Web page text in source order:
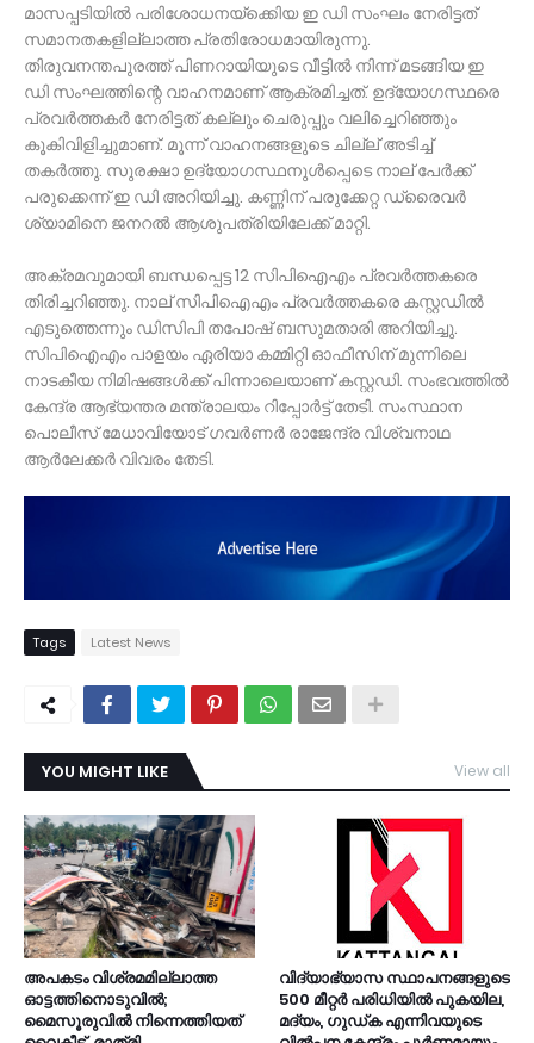
മാസപ്പടിയില്‍ പരിശോധനയ്‌ക്കെിയ ഇ ഡി സംഘം നേരിട്ടത്
സമാനതകളില്ലാത്ത പ്രതിരോധമായിരുന്നു.
തിരുവനന്തപുരത്ത് പിണറായിയുടെ വീട്ടില്‍ നിന്ന് മടങ്ങിയ ഇ
ഡി സംഘത്തിന്റെ വാഹനമാണ് ആക്രമിച്ചത്. ഉദ്യോഗസ്ഥരെ
പ്രവര്‍ത്തകര്‍ നേരിട്ടത് കല്ലും ചെരുപ്പും വലിച്ചെറിഞ്ഞും
കൂകിവിളിച്ചുമാണ്. മൂന്ന് വാഹനങ്ങളുടെ ചില്ല് അടിച്ച്
തകര്‍ത്തു. സുരക്ഷാ ഉദ്യോഗസ്ഥനുള്‍പ്പെടെ നാല് പേര്‍ക്ക്
പരുക്കെന്ന് ഇ ഡി അറിയിച്ചു. കണ്ണിന് പരുക്കേറ്റ ഡ്രൈവര്‍
ശ്യാമിനെ ജനറല്‍ ആശുപത്രിയിലേക്ക് മാറ്റി.
അക്രമവുമായി ബന്ധപ്പെട്ട 12 സിപിഐഎം പ്രവര്‍ത്തകരെ
തിരിച്ചറിഞ്ഞു. നാല് സിപിഐഎം പ്രവര്‍ത്തകരെ കസ്റ്റഡില്‍
എടുത്തെന്നും ഡിസിപി തപോഷ് ബസുമതാരി അറിയിച്ചു.
സിപിഐഎം പാളയം ഏരിയാ കമ്മിറ്റി ഓഫീസിന് മുന്നിലെ
നാടകീയ നിമിഷങ്ങള്‍ക്ക് പിന്നാലെയാണ് കസ്റ്റഡി. സംഭവത്തില്‍
കേന്ദ്ര ആഭ്യന്തര മന്ത്രാലയം റിപ്പോര്‍ട്ട് തേടി. സംസ്ഥാന
പൊലീസ് മേധാവിയോട് ഗവര്‍ണര്‍ രാജേന്ദ്ര വിശ്വനാഥ
ആര്‍ലേക്കര്‍ വിവരം തേടി.
Tags Latest News
YOU MIGHT LIKE View all
അപകടം വിശ്രമമില്ലാത്ത
ഓട്ടത്തിനൊടുവിൽ;
മൈസൂരുവിൽ നിന്നെത്തിയത്
വിദ്യാഭ്യാസ സ്ഥാപനങ്ങളുടെ
500 മീറ്റർ പരിധിയിൽ പുകയില,
മദ്യം, ഗുഡ്ക എന്നിവയുടെ